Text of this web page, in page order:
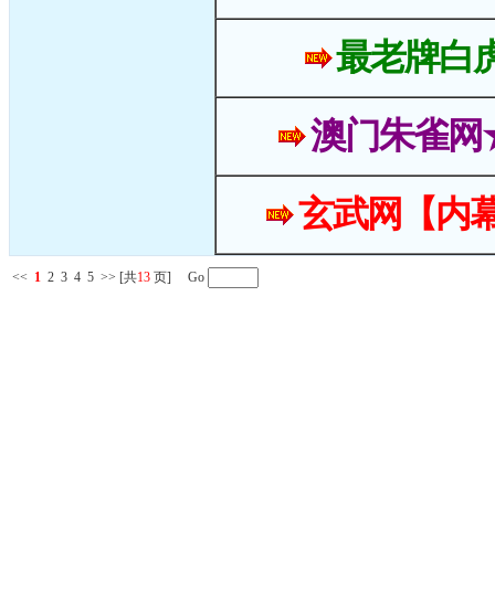
最老牌白
澳门朱雀
玄武网【内
<< 1 2 3 4 5 >> [共13 页] Go